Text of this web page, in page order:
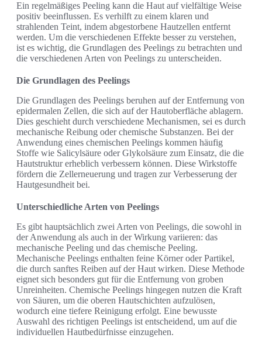
Ein regelmäßiges Peeling kann die Haut auf vielfältige Weise
positiv beeinflussen. Es verhilft zu einem klaren und
strahlenden Teint, indem abgestorbene Hautzellen entfernt
werden. Um die verschiedenen Effekte besser zu verstehen,
ist es wichtig, die Grundlagen des Peelings zu betrachten und
die verschiedenen Arten von Peelings zu unterscheiden.
Die Grundlagen des Peelings
Die Grundlagen des Peelings beruhen auf der Entfernung von
epidermalen Zellen, die sich auf der Hautoberfläche ablagern.
Dies geschieht durch verschiedene Mechanismen, sei es durch
mechanische Reibung oder chemische Substanzen. Bei der
Anwendung eines chemischen Peelings kommen häufig
Stoffe wie Salicylsäure oder Glykolsäure zum Einsatz, die die
Hautstruktur erheblich verbessern können. Diese Wirkstoffe
fördern die Zellerneuerung und tragen zur Verbesserung der
Hautgesundheit bei.
Unterschiedliche Arten von Peelings
Es gibt hauptsächlich zwei Arten von Peelings, die sowohl in
der Anwendung als auch in der Wirkung variieren: das
mechanische Peeling und das chemische Peeling.
Mechanische Peelings enthalten feine Körner oder Partikel,
die durch sanftes Reiben auf der Haut wirken. Diese Methode
eignet sich besonders gut für die Entfernung von groben
Unreinheiten. Chemische Peelings hingegen nutzen die Kraft
von Säuren, um die oberen Hautschichten aufzulösen,
wodurch eine tiefere Reinigung erfolgt. Eine bewusste
Auswahl des richtigen Peelings ist entscheidend, um auf die
individuellen Hautbedürfnisse einzugehen.